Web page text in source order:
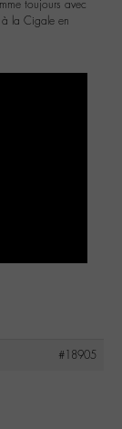
toujours avec
à la Cigale en
#18905